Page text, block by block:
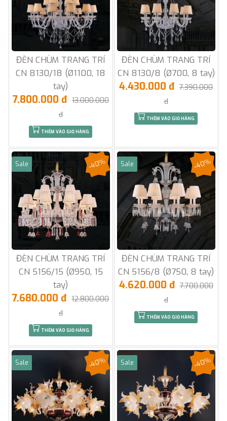
ĐÈN CHÙM TRANG TRÍ
CN 8130/18 (Ø1100, 18
tay)
7.800.000 đ 13.000.000
đ
THÊM VÀO GIỎ HÀNG
ĐÈN CHÙM TRANG TRÍ
CN 8130/8 (Ø700, 8 tay)
4.430.000 đ 7.390.000
đ
THÊM VÀO GIỎ HÀNG
Sale
ĐÈN CHÙM TRANG TRÍ
CN 5156/15 (Ø950, 15
tay)
-40%
7.680.000 đ 12.800.000
đ
THÊM VÀO GIỎ HÀNG
Sale
ĐÈN CHÙM TRANG TRÍ
CN 5156/8 (Ø750, 8 tay)
-40%
4.620.000 đ 7.700.000
đ
THÊM VÀO GIỎ HÀNG
Sale -40% Sale -40%